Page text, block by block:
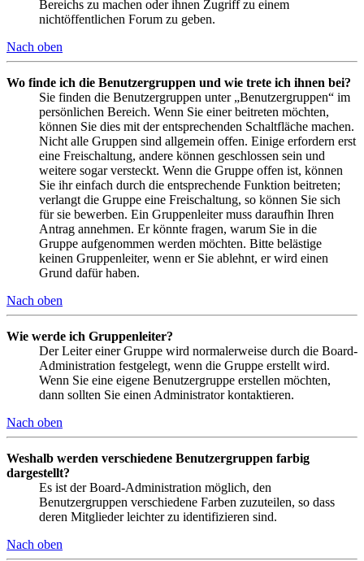
Bereichs zu machen oder ihnen Zugriff zu einem
nichtöffentlichen Forum zu geben.
Nach oben
Wo finde ich die Benutzergruppen und wie trete ich ihnen bei?
Sie finden die Benutzergruppen unter „Benutzergruppen“ im
persönlichen Bereich. Wenn Sie einer beitreten möchten,
können Sie dies mit der entsprechenden Schaltfläche machen.
Nicht alle Gruppen sind allgemein offen. Einige erfordern erst
eine Freischaltung, andere können geschlossen sein und
weitere sogar versteckt. Wenn die Gruppe offen ist, können
Sie ihr einfach durch die entsprechende Funktion beitreten;
verlangt die Gruppe eine Freischaltung, so können Sie sich
für sie bewerben. Ein Gruppenleiter muss daraufhin Ihren
Antrag annehmen. Er könnte fragen, warum Sie in die
Gruppe aufgenommen werden möchten. Bitte belästige
keinen Gruppenleiter, wenn er Sie ablehnt, er wird einen
Grund dafür haben.
Nach oben
Wie werde ich Gruppenleiter?
Der Leiter einer Gruppe wird normalerweise durch die Board-
Administration festgelegt, wenn die Gruppe erstellt wird.
Wenn Sie eine eigene Benutzergruppe erstellen möchten,
dann sollten Sie einen Administrator kontaktieren.
Nach oben
Weshalb werden verschiedene Benutzergruppen farbig
dargestellt?
Es ist der Board-Administration möglich, den
Benutzergruppen verschiedene Farben zuzuteilen, so dass
deren Mitglieder leichter zu identifizieren sind.
Nach oben